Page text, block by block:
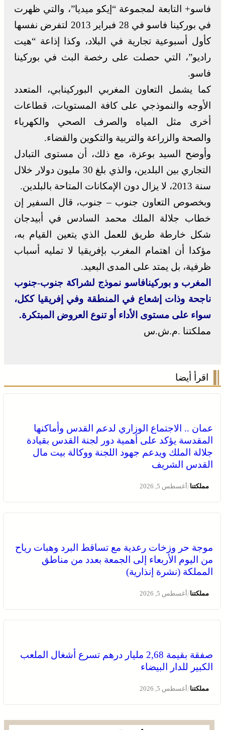
فاسو+ التابعة لمجموعة “إيكو ميديا”، والتي ظهرت
في بوركينا فاسو في 28 فبراير 2013 لتفرض نفسها
كأول أسبوعية تجارية في البلاد، وكذا إذاعة “هيت
راديو”، التي حصلت على رخصة البث في بوركينا
فاسو.
كما يشمل التعاون المغربي البوركينابي، المتعدد
الأوجه والنموذجي على كافة المستويات، قطاعات
أخرى مثل المياه والصرف الصحي والكهرباء
والصحة والزراعة والتربية والتكوين والقضاء.
وأوضح السيد بوعزة، مع ذلك، أن مستوى التبادل
التجاري بين البلدين، والذي بلغ 30 مليون دولار خلال
سنة 2013، لا يزال دون الإمكانات المتاحة بالبلدين.
وبخصوص التعاون جنوب – جنوب، قال السفير إن
خطاب جلالة الملك محمد السادس في أبيدجان
شكل خارطة طريق للعمل الذي يتعين القيام به،
مؤكدا أن اهتمام المغرب بإفريقيا لا تمليه أسباب
ظرفية، بل يمتد على المدى البعيد.
المغرب و بوركينافاسو نموذج لشراكة جنوب-جنوب
ناجحة وذات إشعاع في المنطقة وفي إفريقيا ككل،
سواء على مستوى الأداء أو تنوع العروض المبتكرة.
مملكتنا .م.ش.س
اقرأ أيضا
عمان .. الاجتماع الوزاري لدعم القدس وأماكنها
المقدسة يؤكد على أهمية دور لجنة القدس بقيادة
جلالة الملك ويدعم جهود اللجنة ووكالة بيت مال
القدس الشريف
مملكتنا/أغسطس 5, 2026
موجة حر وزخات رعدية مع تساقط البرد وهبات رياح
من اليوم الأربعاء إلى الجمعة بعدد من مناطق
المملكة (نشرة إنذارية)
مملكتنا/أغسطس 5, 2026
صفقة بقيمة 2,68 مليار درهم تسرع أشغال الملعب
الكبير للدار البيضاء
مملكتنا/أغسطس 5, 2026